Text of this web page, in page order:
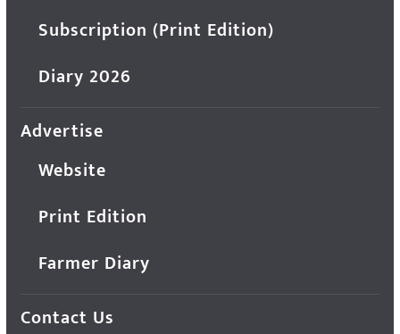
Subscription (Print Edition)
Diary 2026
Advertise
Website
Print Edition
Farmer Diary
Contact Us